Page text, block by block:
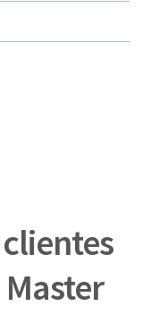
clientes
Master